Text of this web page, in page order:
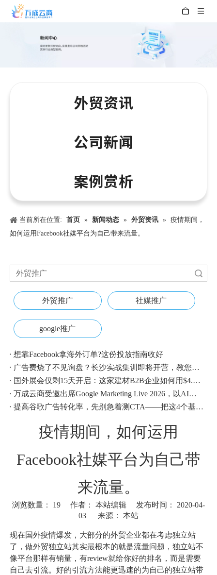
外贸资讯
公司新闻
案例赏析
当前所在位置: 首页 » 新闻动态 » 外贸资讯 » 疫情期间，
如何运用Facebook社媒平台为自己带来流量。
外贸推广 社媒推广
google推广
想靠Facebook拿海外订单?这份投放指南收好
广告费烧了不见询盘？长沙实战集训即将开营，教您SEM投放+GEO流量收割，把预算变成真订单
国外展会仅剩15天开启：这家建材B2B企业如何用$4.1撬动近500条本地经销商线索？
万成云商受邀出席Google Marketing Live 2026，以AI之力领航出海增长新浪潮
提高谷歌广告转化率，先别急着测CTA——把这4个基础动作做对，比什么都管用
疫情期间，如何运用
Facebook社媒平台为自己带
来流量。
浏览数量： 19 作者： 本站编辑 发布时间： 2020-04-
03 来源： 本站
现在国外疫情爆发，大部分的外贸企业都在考虑独立站
了，做外贸独立站其实最根本的就是流量问题，独立站不
像平台那样有销量，有review就给你好的排名，而是需要
自己去引流。好的引流方法能更迅速的为自己的独立站带